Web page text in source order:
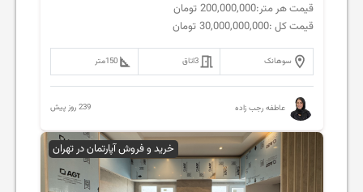
قیمت هر متر:200,000,000 تومان
قیمت کل :30,000,000,000 تومان
سوهانک 3اتاق 150متر
عاطفه رجب زاده 239 روز پیش
خرید و فروش آپارتمان در تهران